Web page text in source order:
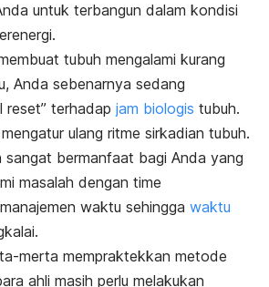
untuk terbangun dalam kondisi
tubuh mengalami kurang
Anda sebenarnya sedang
reset” terhadap jam biologis tubuh.
ulang ritme sirkadian tubuh.
sangat bermanfaat bagi Anda yang
masalah dengan time
waktu sehingga waktu
merta mempraktekkan metode
ahli masih perlu melakukan